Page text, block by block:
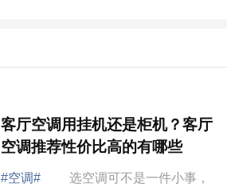
客厅空调用挂机还是柜机？客厅
空调推荐性价比高的有哪些
#空调#
选空调可不是一件小事，